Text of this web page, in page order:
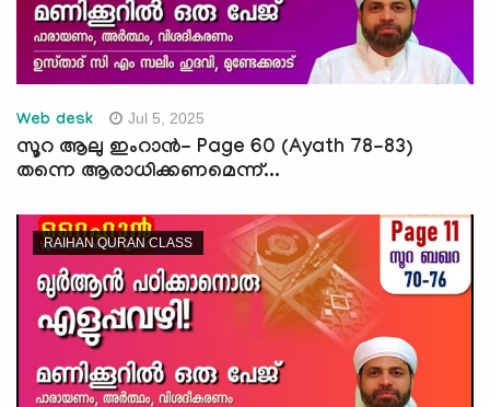
Web desk Jul 5, 2025
സൂറ ആലു ഇംറാന്‍- Page 60 (Ayath 78-83)
തന്നെ ആരാധിക്കണമെന്ന്...
RAIHAN QURAN CLASS